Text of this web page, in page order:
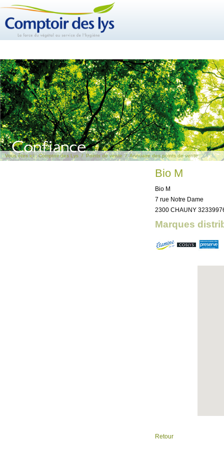
Vous êtes ici : Comptoir des Lys /Points de vente /Annuaire des points de vente
Bio M
Bio M
7 rue Notre Dame
2300 CHAUNY
Marques
Retour